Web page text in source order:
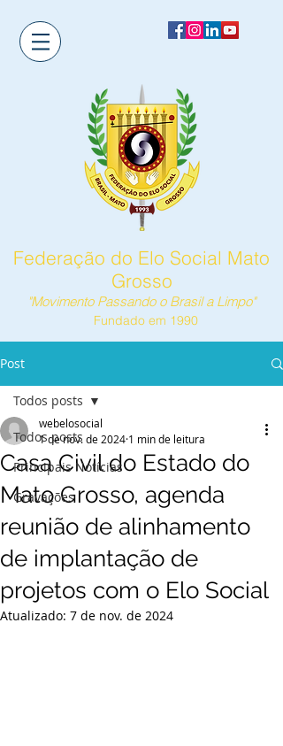
Federação do Elo Social Mato
Grosso
"Movimento Passando o Brasil a Limpo"
Fundado em 1990
Post
Todos posts
Principais Notícias
Gravações
Todos posts
Casa Civil do Estado do
Mato Grosso, agenda
reunião de alinhamento
de implantação de
projetos com o Elo Social
webelosocial
1 de nov. de 2024 1 min de leitura
Atualizado: 7 de nov. de 2024